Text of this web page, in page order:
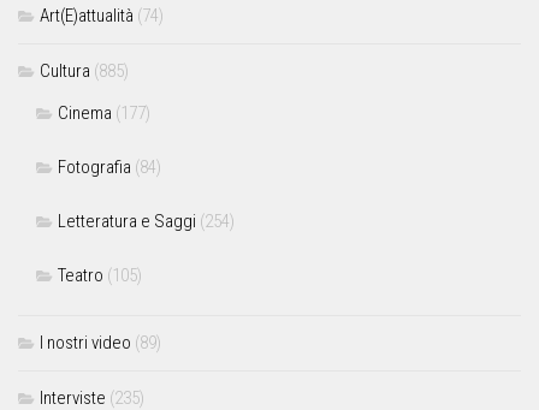
Art(E)attualità (74)
Cultura (885)
Cinema (177)
Fotografia (84)
Letteratura e Saggi (254)
Teatro (105)
I nostri video (89)
Interviste (235)